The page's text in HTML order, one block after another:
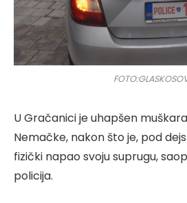
U Gračanici je uhapšen
Nemačke, nakon što je, pod
fizički napao svoju suprugu,
policija.